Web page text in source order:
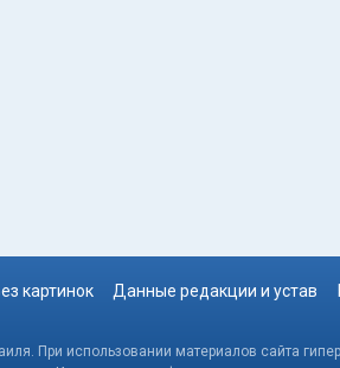
картинок Данные редакции и устав
При использовании материалов сайта